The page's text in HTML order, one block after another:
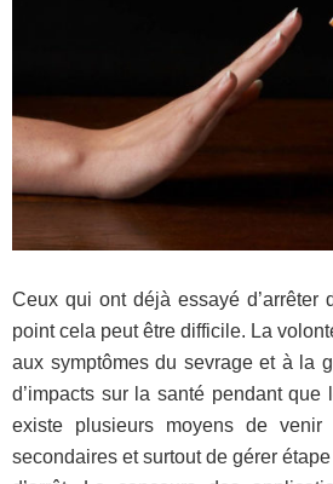
Ceux qui ont déjà essayé d’arrêter
point cela peut être difficile. La
aux symptômes du sevrage et à la
d’impacts sur la santé pendant que
existe plusieurs moyens de
secondaires et surtout de gérer